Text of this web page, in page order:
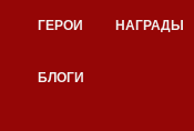
ГЕРОИ НАГРАДЫ
БЛОГИ